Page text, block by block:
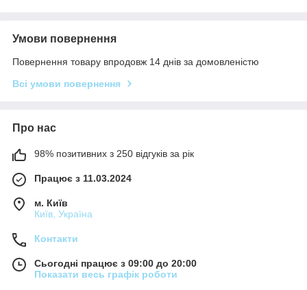
Умови повернення
Повернення товару впродовж 14 днів за домовленістю
Всі умови повернення
Про нас
98% позитивних з 250 відгуків за рік
Працює з 11.03.2024
м. Київ
Київ, Україна
Контакти
Сьогодні працює з 09:00 до 20:00
Показати весь графік роботи